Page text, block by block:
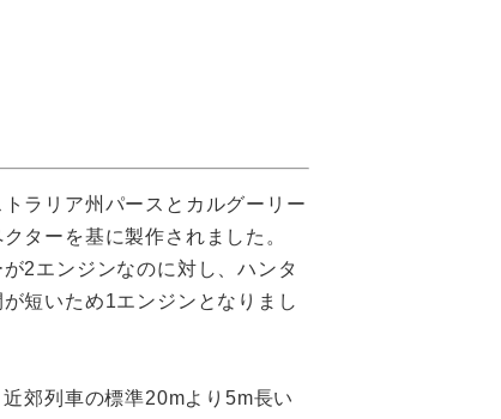
ラリア州パースとカルグーリー
ターを基に製作されました。
2エンジンなのに対し、ハンタ
短いため1エンジンとなりまし
郊列車の標準20mより5m長い